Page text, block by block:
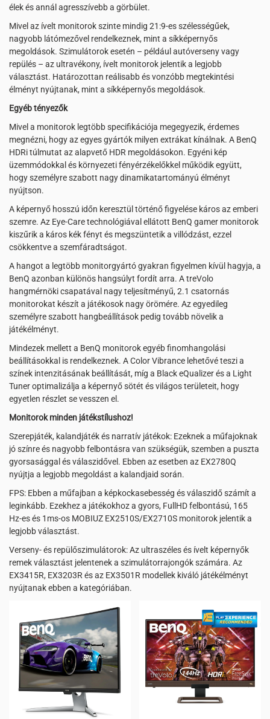
élek és annál agresszívebb a görbület.
Mivel az ívelt monitorok szinte mindig 21:9-es szélességűek,
nagyobb látómezővel rendelkeznek, mint a síkképernyős
megoldások. Szimulátorok esetén – például autóverseny vagy
repülés – az ultravékony, ívelt monitorok jelentik a legjobb
választást. Határozottan reálisabb és vonzóbb megtekintési
élményt nyújtanak, mint a síkképernyős megoldások.
Egyéb tényezők
Mivel a monitorok legtöbb specifikációja megegyezik, érdemes
megnézni, hogy az egyes gyártók milyen extrákat kínálnak. A BenQ
HDRi túlmutat az alapvető HDR megoldásokon. Egyéni kép
üzemmódokkal és környezeti fényérzékelőkkel működik együtt,
hogy személyre szabott nagy dinamikatartományú élményt
nyújtson.
A képernyő hosszú időn keresztül történő figyelése káros az emberi
szemre. Az Eye-Care technológiával ellátott BenQ gamer monitorok
kiszűrik a káros kék fényt és megszüntetik a villódzást, ezzel
csökkentve a szemfáradtságot.
A hangot a legtöbb monitorgyártó gyakran figyelmen kívül hagyja, a
BenQ azonban különös hangsúlyt fordít arra. A treVolo
hangmérnöki csapatával nagy teljesítményű, 2.1 csatornás
monitorokat készít a játékosok nagy örömére. Az egyedileg
személyre szabott hangbeállítások pedig tovább növelik a
játékélményt.
Mindezek mellett a BenQ monitorok egyéb finomhangolási
beállításokkal is rendelkeznek. A Color Vibrance lehetővé teszi a
színek intenzitásának beállítását, míg a Black eQualizer és a Light
Tuner optimalizálja a képernyő sötét és világos területeit, hogy
egyetlen részlet se vesszen el.
Monitorok minden játékstílushoz!
Szerepjáték, kalandjáték és narratív játékok: Ezeknek a műfajoknak
jó színre és nagyobb felbontásra van szükségük, szemben a puszta
gyorsasággal és válaszidővel. Ebben az esetben az EX2780Q
nyújtja a legjobb megoldást a kalandjaid során.
FPS: Ebben a műfajban a képkockasebesség és válaszidő számít a
leginkább. Ezekhez a játékokhoz a gyors, FullHD felbontású, 165
Hz-es és 1ms-os MOBIUZ EX2510S/EX2710S monitorok jelentik a
legjobb választást.
Verseny- és repülőszimulátorok: Az ultraszéles és ívelt képernyők
remek választást jelentenek a szimulátorrajongók számára. Az
EX3415R, EX3203R és az EX3501R modellek kiváló játékélményt
nyújtanak ebben a kategóriában.